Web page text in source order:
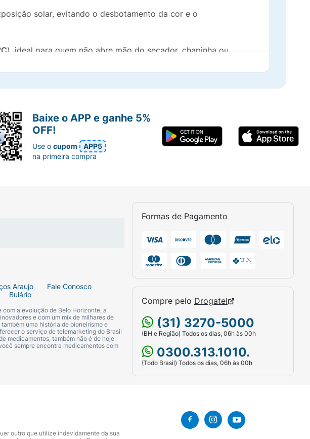
solar, evitando o desbotamento da cor e o
), ideal para quem não abre mão do secador, chapinha ou
hidratantes e antioxidantes que conferem maciez
e devolve o brilho radiante aos cabelos opacos.
os tipos de curvatura.
Araujo
Fale Conosco
Bulário
com a evolução de Belo Horizonte, a
e com um mix de milhares de
uma história de pioneirismo e
o serviço de telemarketing do Brasil
medicamentos, também não é de hoje
sempre encontra medicamentos com
Formas de Pagamento
Compre pelo Drogatel
(31) 3270-5000
(BH e Região) Todos os dias, 06h às 00h
0300.313.1010.
(Todo Brasil) Todos os dias, 06h às 00h
Baixe o APP e ganhe 5%
OFF!
Use ocupom
APP5
na primeira compra
outro que utilize indevidamente da sua